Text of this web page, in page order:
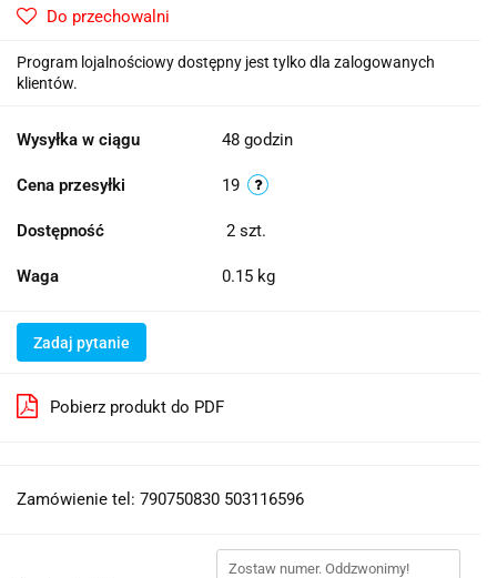
Do przechowalni
Program lojalnościowy dostępny jest tylko dla zalogowanych
klientów.
Wysyłka w ciągu 48 godzin
Cena przesyłki 19
Dostępność 2 szt.
Waga 0.15 kg
Zadaj pytanie
Pobierz produkt do PDF
Zamówienie tel: 790750830 503116596